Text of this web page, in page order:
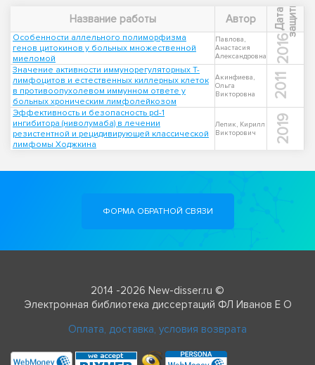
Название работы Автор Д
а
т
а
з
а
щ
и
т ы
Особенности аллельного полиморфизма
генов цитокинов у больных множественной
миеломой
Павлова,
Анастасия
Александровна
2016
Значение активности иммунорегуляторных T-
лимфоцитов и естественных киллерных клеток
в противоопухолевом иммунном ответе у
больных хроническим лимфолейкозом
Акинфиева,
Ольга
Викторовна
2011
Эффективность и безопасность pd-1
ингибитора (ниволумаба) в лечении
резистентной и рецидивирующей классической
лимфомы Ходжкина
Лепик, Кирилл
Викторович
2019
ФОРМА ОБРАТНОЙ СВЯЗИ
2014 -2026 New-disser.ru ©
Электронная библиотека диссертаций ФЛ Иванов Е О
Оплата, доставка, условия возврата